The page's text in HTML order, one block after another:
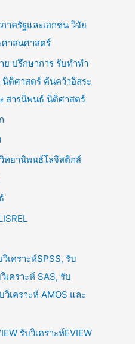
าครัฐและเอกชน วิจัย
ศาสนศาสตร์
ปรึกษาการ รับทำทำ
ติศาสตร์ ค้นคว้าอิสระ
สารนิพนธ์ นิติศาสตร์
ทยานิพนธ์โลจิสติกส์
เคราะห์SPSS, รับ
เคราะห์ SAS, รับ
วิเคราะห์ AMOS และ
รับวิเคราะห์EVIEW